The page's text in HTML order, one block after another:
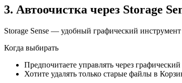
3. Автоочистка через Storage
Storage Sense — удобный графический
Когда выбирать
Предпочитаете управлять через
Хотите удалять только старые файлы в